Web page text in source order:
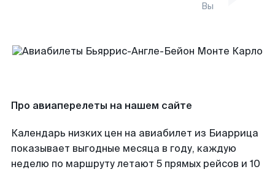
Вы
Про авиаперелеты на нашем сайте
Календарь низких цен на авиабилет из Биаррица
показывает выгодные месяца в году, каждую
неделю по маршруту летают 5 прямых рейсов и 10